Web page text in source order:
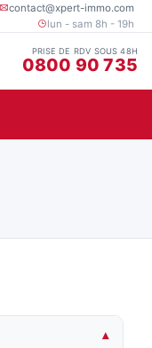
contact@xpert-immo.com
lun - sam 8h - 19h
PRISE DE RDV SOUS 48H
0800 90 735